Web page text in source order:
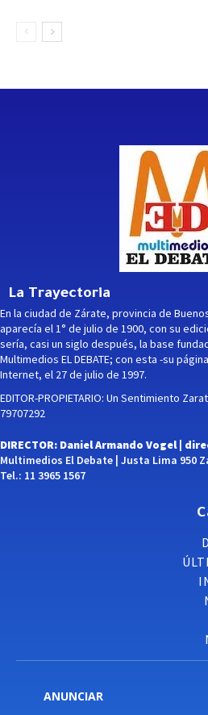
La Trayectoria
En la ciudad de Zárate, provincia de
aparecía el 1° de julio de 1900, con su
sería, casi un siglo después, la base
Multimedios EL DEBATE; con esta -su
Internet, el 27 de julio de 1997.
EDITOR-PROPIETARIO: Un Sentimiento
79707292
DIRECTOR: Daniel Armando Vogel |
Multimedios El Debate | Justa Lima 950
Tel.: 11 3965 1567
ANUNCIAR